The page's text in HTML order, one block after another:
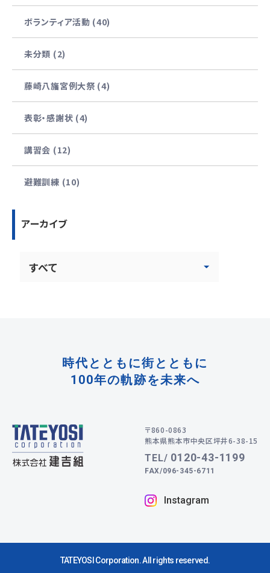
ボランティア活動 (40)
未分類 (2)
藤崎八旛宮例大祭 (4)
表彰・感謝状 (4)
講習会 (12)
避難訓練 (10)
アーカイブ
時代とともに街とともに
100年の軌跡を未来へ
〒860-0863
熊本県熊本市中央区坪井6-38-15
TEL/ 0120-43-1199
FAX/096-345-6711
Instagram
TATEYOSI Corporation. All rights reserved.